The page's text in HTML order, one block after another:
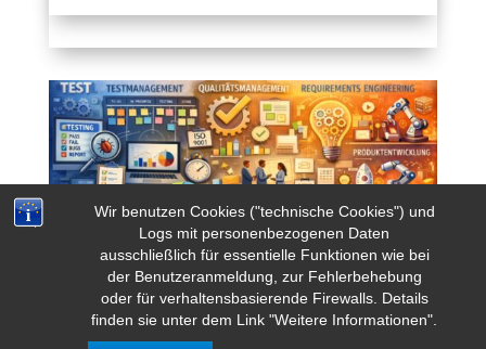
Wir benutzen Cookies ("technische Cookies") und
Logs mit personenbezogenen Daten
ausschließlich für essentielle Funktionen wie bei
der Benutzeranmeldung, zur Fehlerbehebung
oder für verhaltensbasierende Firewalls. Details
finden sie unter dem Link "Weitere Informationen".
Designed byElegant Themes| Powered by